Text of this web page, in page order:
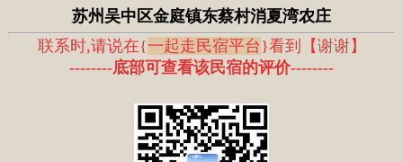
苏州吴中区金庭镇东蔡村消夏湾农庄
联系时,请说在{一起走民宿平台}看到 【谢谢】
--------底部可查看该民宿的评价--------